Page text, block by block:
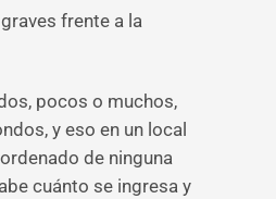
frente a la
pocos o muchos,
y eso en un local
de ninguna
cuánto se ingresa y